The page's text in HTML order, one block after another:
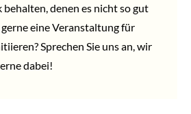
denen es nicht so gut
eine Veranstaltung für
Sprechen Sie uns an, wir
dabei!